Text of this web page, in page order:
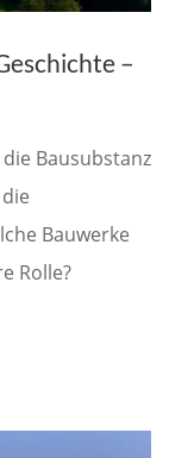
–
die Bausubstanz
Bauwerke
Rolle?